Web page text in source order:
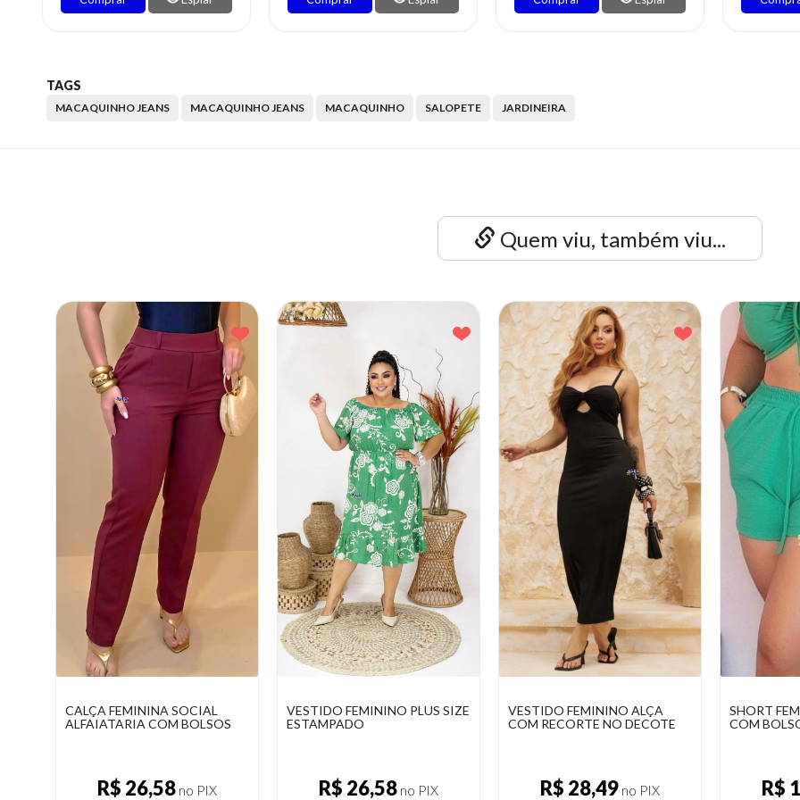
TAGS
MACAQUINHO JEANS MACAQUINHO JEANS MACAQUINHO SALOPETE JARDINEIRA
Quem viu, também viu...
VESTIDO FEMININO PLUS SIZE
ESTAMPADO
R$ 26,58 no PIX
VESTIDO FEMININO ALÇA
COM RECORTE NO DECOTE
R$ 28,49 no PIX
SHORT FEMININO CURTO
COM BOLSO
R$ 13,25 no PIX
CURTA
R$